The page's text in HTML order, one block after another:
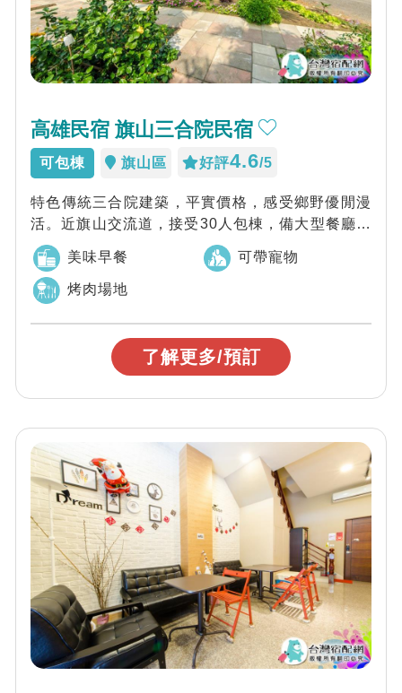
高雄民宿 旗山三合院民宿
可包棟 旗山區 好評4.6/5
特色傳統三合院建築，平實價格，感受鄉野優閒漫
活。近旗山交流道，接受30人包棟，備大型餐廳空
間。可會議、歡唱、烤肉，還可以帶毛小孩同...
美味早餐 可帶寵物
烤肉場地
了解更多/預訂